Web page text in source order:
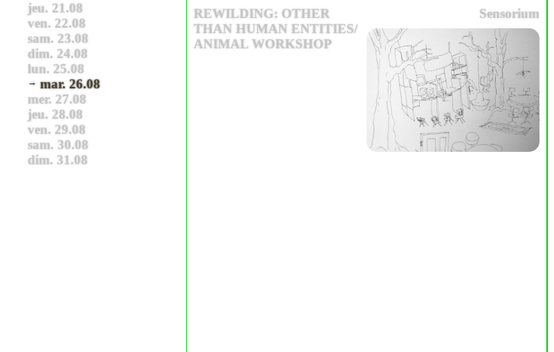
jeu. 21.08
ven. 22.08
sam. 23.08
dim. 24.08
lun. 25.08
mar. 26.08
mer. 27.08
jeu. 28.08
ven. 29.08
sam. 30.08
dim. 31.08
REWILDING: OTHER
THAN HUMAN ENTITIES/
ANIMAL WORKSHOP
Sensorium